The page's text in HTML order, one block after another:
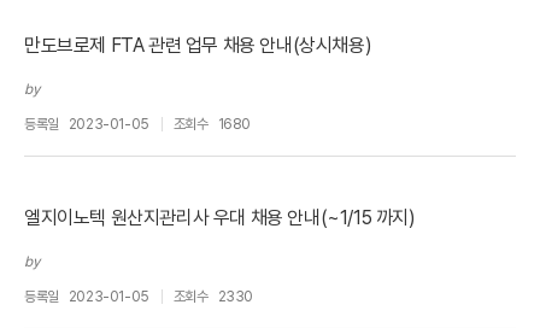
만도브로제 FTA 관련 업무 채용 안내(상시채용)
by
등록일 2023-01-05 조회수 1680
엘지이노텍 원산지관리사 우대 채용 안내(~1/15 까지)
by
등록일 2023-01-05 조회수 2330